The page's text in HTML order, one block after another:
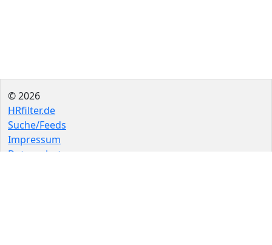
© 2026
HRfilter.de
Suche/Feeds
Impressum
Datenschutz